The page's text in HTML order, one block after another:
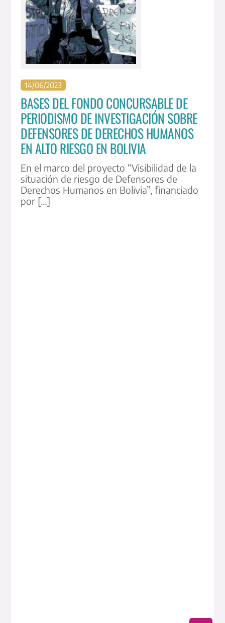
14/06/2023
BASES DEL FONDO CONCURSABLE DE
PERIODISMO DE INVESTIGACIÓN SOBRE
DEFENSORES DE DERECHOS HUMANOS
EN ALTO RIESGO EN BOLIVIA
En el marco del proyecto “Visibilidad de la
situación de riesgo de Defensores de
Derechos Humanos en Bolivia”, financiado
por […]